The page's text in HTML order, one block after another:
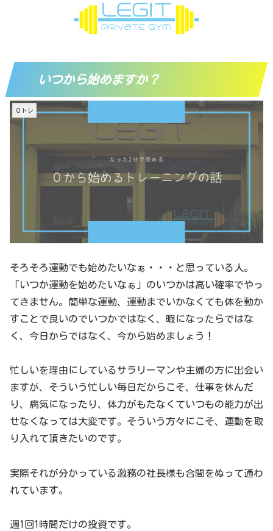
いつから始めますか？
０トレ
そろそろ運動でも始めたいなぁ・・・と思っている人。
「いつか運動を始めたいなぁ」のいつかは高い確率でやっ
てきません。簡単な運動、運動までいかなくても体を動か
すことで良いのでいつかではなく、暇になったらではな
く、今日からではなく、今から始めましょう！
忙しいを理由にしているサラリーマンや主婦の方に出会い
ますが、そういう忙しい毎日だからこそ、仕事を休んだ
り、病気になったり、体力がもたなくていつもの能力が出
せなくなっては大変です。そういう方々にこそ、運動を取
り入れて頂きたいのです。
実際それが分かっている激務の社長様も合間をぬって通わ
れています。
週1回1時間だけの投資です。